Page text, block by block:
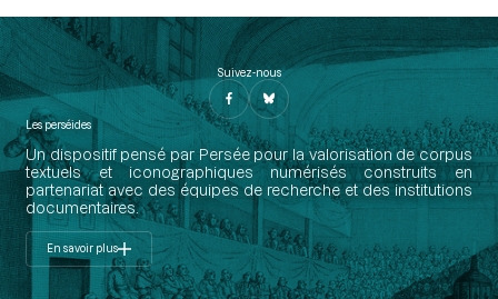
Suivez-nous
Les perséides
Un dispositif pensé par Persée pour la valorisation de corpus
textuels et iconographiques numérisés construits en
partenariat avec des équipes de recherche et des institutions
documentaires.
En savoir plus